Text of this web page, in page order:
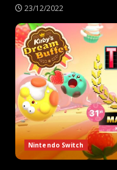
23/12/2022
Nintendo Switch